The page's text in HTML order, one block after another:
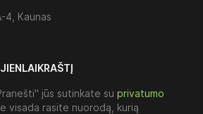
4, Kaunas
jūs sutinkate su privatumo
visada rasite nuorodą, kurią